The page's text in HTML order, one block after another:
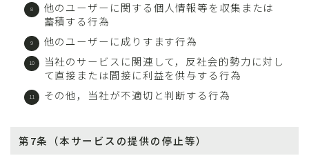
他のユーザーに関する個人情報等を収集または
蓄積する行為
他のユーザーに成りすます行為
当社のサービスに関連して，反社会的勢力に対し
て直接または間接に利益を供与する行為
その他，当社が不適切と判断する行為
第7条（本サービスの提供の停止等）